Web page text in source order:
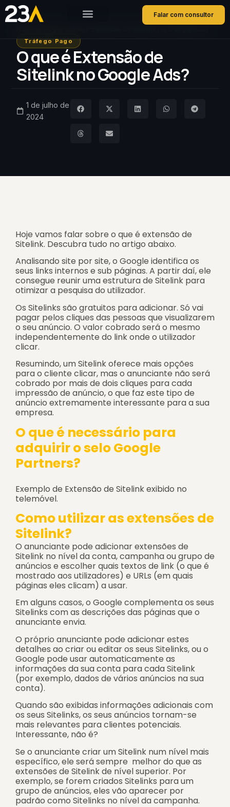
Falar com consultor
Tráfego Pago
O que é Extensão de
Sitelink no Google Ads?
1 de julho de
2024
Hoje vamos falar sobre o que é extensão de
Sitelink. Descubra tudo no artigo abaixo.
Analisando site por site, o Google identifica os
seus links internos e sub páginas. A partir daí, ele
consegue reunir uma estrutura de Sitelink para
otimizar a pesquisa do utilizador.
Os Sitelinks são gratuitos para adicionar. Só vai
pagar pelos cliques das pessoas que visualizarem
o seu anúncio. O valor cobrado será o mesmo
independentemente do link onde o utilizador
clicar.
Resumindo, um Sitelink oferece mais opções
para o cliente clicar, mas o anunciante não será
cobrado por mais de dois cliques para cada
impressão de anúncio, o que faz este tipo de
anúncio extremamente interessante para a sua
empresa.
O que é necessário para
adquirir o selo Google
Partners?
Exemplo de Extensão de Sitelink exibido no
telemóvel.
Como utilizar as extensões de
Sitelink?
O anunciante pode adicionar extensões de
Sitelink no nível da conta, campanha ou grupo de
anúncios e escolher quais textos de link (o que é
mostrado aos utilizadores) e URLs (em quais
páginas eles clicam) a usar.
Em alguns casos, o Google complementa os seus
Sitelinks com as descrições das páginas que o
anunciante envia.
O próprio anunciante pode adicionar estes
detalhes ao criar ou editar os seus Sitelinks, ou o
Google pode usar automaticamente as
informações da sua conta para cada Sitelink
(por exemplo, dados de vários anúncios na sua
conta).
Quando são exibidas informações adicionais com
os seus Sitelinks, os seus anúncios tornam-se
mais relevantes para clientes potenciais.
Interessante, não é?
Se o anunciante criar um Sitelink num nível mais
específico, ele será sempre melhor do que as
extensões de Sitelink de nível superior. Por
exemplo, se forem criados Sitelinks para um
grupo de anúncios, eles vão aparecer por
padrão como Sitelinks no nível da campanha.